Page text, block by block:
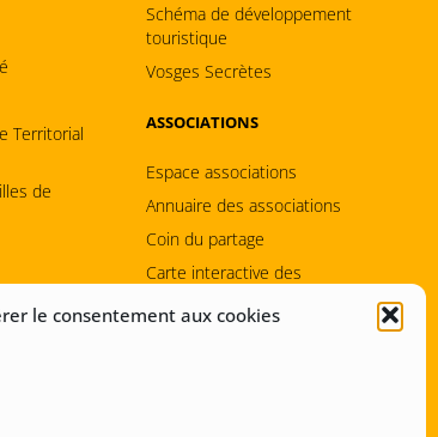
le consentement aux cookies
Territorial
de
Schéma de développement
touristique
Vosges Secrètes
ASSOCIATIONS
Espace associations
Annuaire des associations
Coin du partage
Carte interactive des